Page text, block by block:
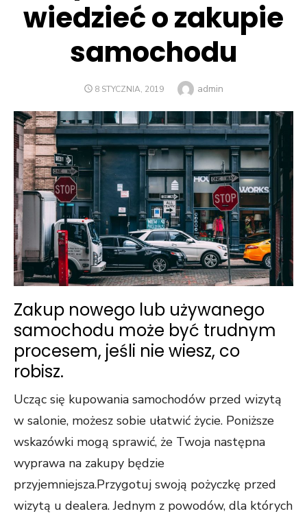
wiedzieć o zakupie
samochodu
POSTED
8 STYCZNIA, 2019 Author
admin
Zakup nowego lub używanego
samochodu może być trudnym
procesem, jeśli nie wiesz, co
robisz.
Ucząc się kupowania samochodów przed wizytą
w salonie, możesz sobie ułatwić życie. Poniższe
wskazówki mogą sprawić, że Twoja następna
wyprawa na zakupy będzie
przyjemniejsza.Przygotuj swoją pożyczkę przed
wizytą u dealera. Jednym z powodów, dla których